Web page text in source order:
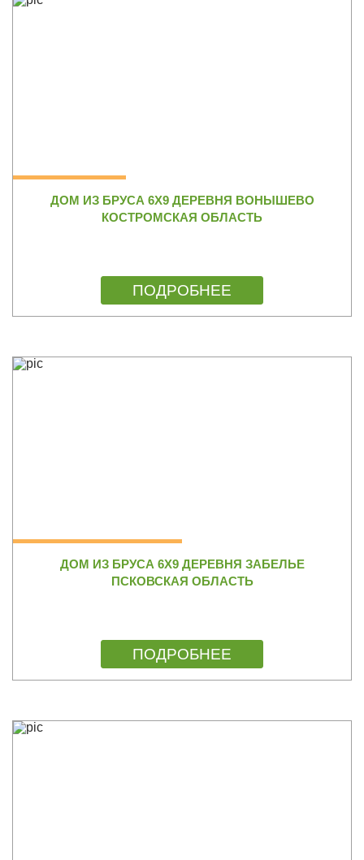
ДОМ ИЗ БРУСА 6Х9 ДЕРЕВНЯ ВОНЫШЕВО
КОСТРОМСКАЯ ОБЛАСТЬ
ПОДРОБНЕЕ
ДОМ ИЗ БРУСА 6Х9 ДЕРЕВНЯ ЗАБЕЛЬЕ
ПСКОВСКАЯ ОБЛАСТЬ
ПОДРОБНЕЕ